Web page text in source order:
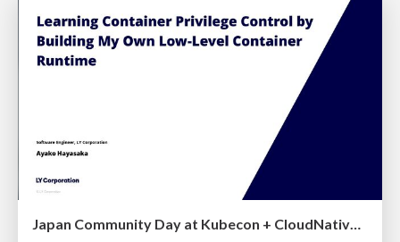
Japan Community Day at Kubecon + CloudNativeCon Japan 2026: Learning Container Privilege Control by Building My Own Low-Level Container Runtime